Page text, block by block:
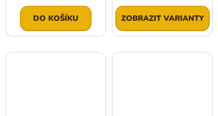
DO KOŠÍKU ZOBRAZIT VARIANTY